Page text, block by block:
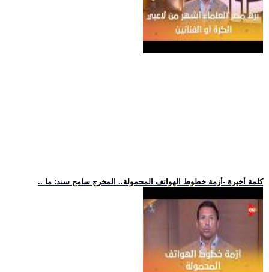
.. كلمة أخيرة -أزمة خطوط الهواتف المحمولة.. المخرج سامح سند: ما